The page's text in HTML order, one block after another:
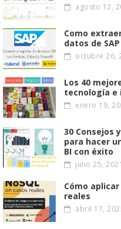
agosto 12,
Como
datos de SAP
octubre 26,
Los 40
tecnología e
enero 19,
30 Consejos
para hacer
BI con éxito
julio 25, 2021
Cómo aplicar
reales
abril 17,